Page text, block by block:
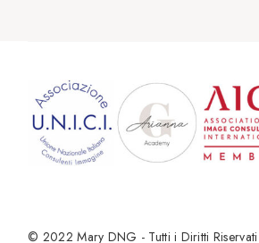
© 2022Mary DNG - Tutti i Diritti Riservati